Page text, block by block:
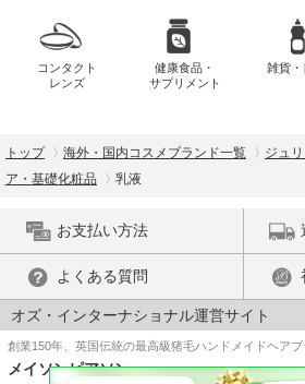
コンタクト
レンズ
健康食品・
サプリメント
雑貨
トップ 海外・国内コスメブランド一覧 ジュ
ア・基礎化粧品
乳液
お支払い方法
よくある質問
オズ・インターナショナル運営サイト
創業150年、英国伝統の最高級猪毛ハンドメイドヘアブ
メイソンピアソン